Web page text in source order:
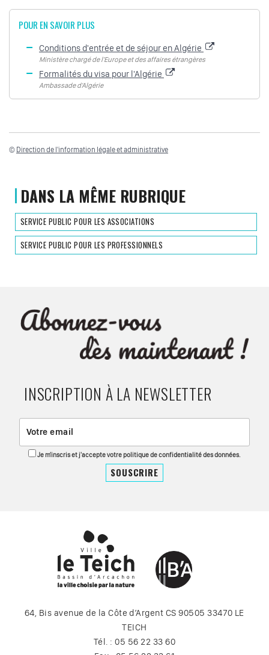
POUR EN SAVOIR PLUS
Conditions d'entrée et de séjour en Algérie
Ministère chargé de l'Europe et des affaires étrangères
Formalités du visa pour l'Algérie
Ambassade d'Algérie
© Direction de l'information légale et administrative
DANS LA MÊME RUBRIQUE
SERVICE PUBLIC POUR LES ASSOCIATIONS
SERVICE PUBLIC POUR LES PROFESSIONNELS
INSCRIPTION À LA NEWSLETTER
Je m'inscris et j'accepte votre politique de confidentialité des données.
64, Bis avenue de la Côte d’Argent CS 90505 33470 LE
TEICH
Tél. : 05 56 22 33 60